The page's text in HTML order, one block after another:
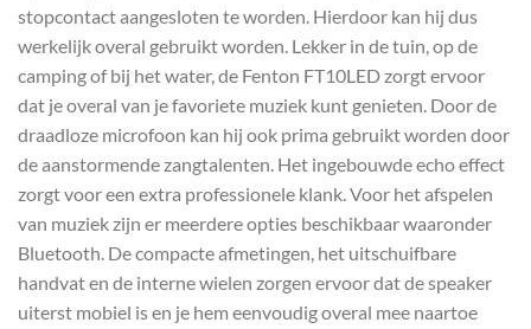
stopcontact aangesloten te worden. Hierdoor kan hij dus
werkelijk overal gebruikt worden. Lekker in de tuin, op de
camping of bij het water, de Fenton FT10LED zorgt ervoor
dat je overal van je favoriete muziek kunt genieten. Door de
draadloze microfoon kan hij ook prima gebruikt worden door
de aanstormende zangtalenten. Het ingebouwde echo effect
zorgt voor een extra professionele klank. Voor het afspelen
van muziek zijn er meerdere opties beschikbaar waaronder
Bluetooth. De compacte afmetingen, het uitschuifbare
handvat en de interne wielen zorgen ervoor dat de speaker
uiterst mobiel is en je hem eenvoudig overal mee naartoe